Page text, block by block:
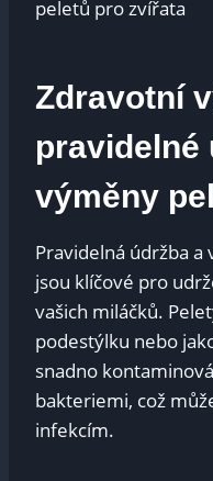
Zdravotní
pravidelné
výměny
Pravidelná údržba
jsou klíčové pro
vašich miláčků.
podestýlku nebo
snadno
bakteriemi, což
infekcím.